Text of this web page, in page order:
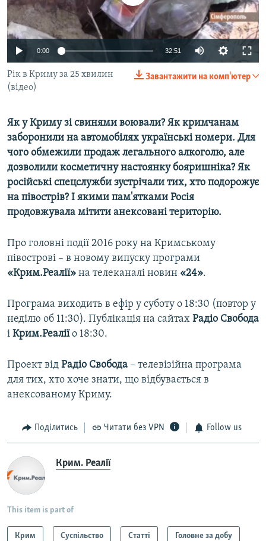
ВІДЕОУРОКИ «ELIFBE»
СВІДЧЕННЯ ОКУПАЦІЇ
УКРАЇНСЬКА ПРОБЛЕМА КРИМУ
ІНФОГРАФІКА
Русский
Qırımtatar
ДОЛУЧАЙСЯ!
Усі сайти RFE/RL
0:00 32:51
Завантажити на комп'ютер
Рік в Криму за 25 хвилин
(вiдео)
Як у Криму зі свинями воювали? Як кримчанам
заборонили на автомобілях українські номери. Для
чого обмежили продаж легального алкоголю, але
дозволили косметичну настоянку бояришніка? Як
російські спецслужби зустрічали тих, хто подорожує
на півострів? І якими пам'ятками Росія
продовжувала мітити анексовані територію.
Про головні події 2016 року на Кримському
півострові – в новому випуску програми
«Крим.Реалії» на телеканалі новин «24».
Програма виходить в ефір у суботу о 18:30 (повтор у
неділю об 11:30). Публікація на сайтах Радіо Свобода
і Крим.Реаліїо 18:30.
Проект від Радіо Свобода – телевізійна програма
для тих, хто хоче знати, що відбувається в
анексованому Криму.
Поділитись Читати без VPN Follow us
Крим. Реалії
This item is part of
Крим Суспільство Статті Головне за добу